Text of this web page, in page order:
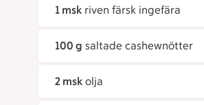
1 msk riven färsk ingefära
100 g saltade cashewnötter
2 msk olja